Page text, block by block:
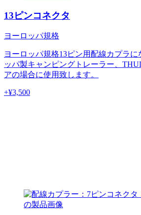
13ピンコネクタ
ヨーロッパ規格
ヨーロッパ規格13ピン用配線カプラに
ッパ製キャンピングトレーラー、
アの場合に使用致します。
+¥3,500